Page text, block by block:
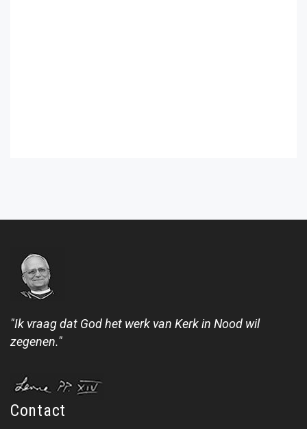
"Ik vraag dat God het werk van Kerk in Nood wil
zegenen."
Contact